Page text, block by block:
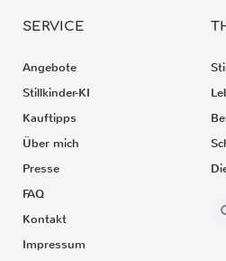
SERVICE
Angebote
Stillkinder-KI
Kauftipps
Über mich
Presse
FAQ
Kontakt
Impressum